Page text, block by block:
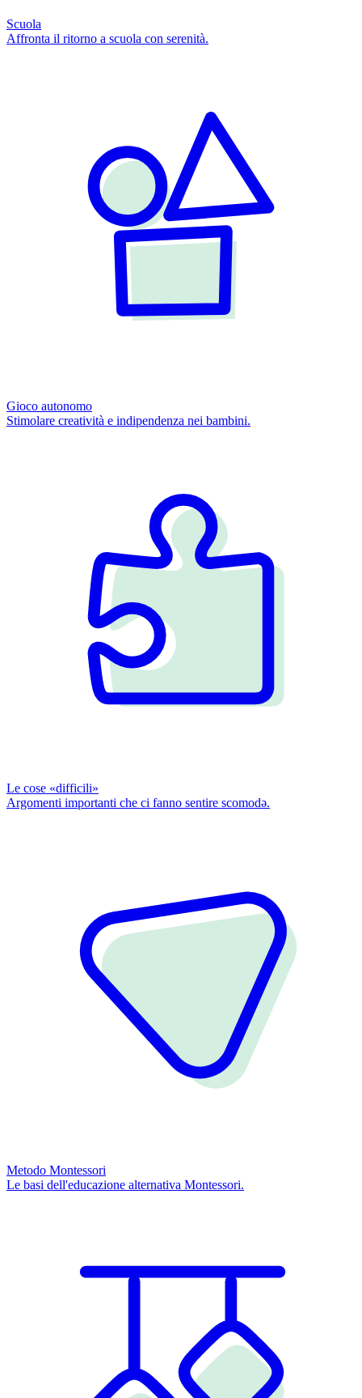
Scuola
Affronta il ritorno a scuola con serenità.
Gioco autonomo
Stimolare creatività e indipendenza nei bambini.
Le cose «difficili»
Argomenti importanti che ci fanno sentire scomodǝ.
Metodo Montessori
Le basi dell'educazione alternativa Montessori.